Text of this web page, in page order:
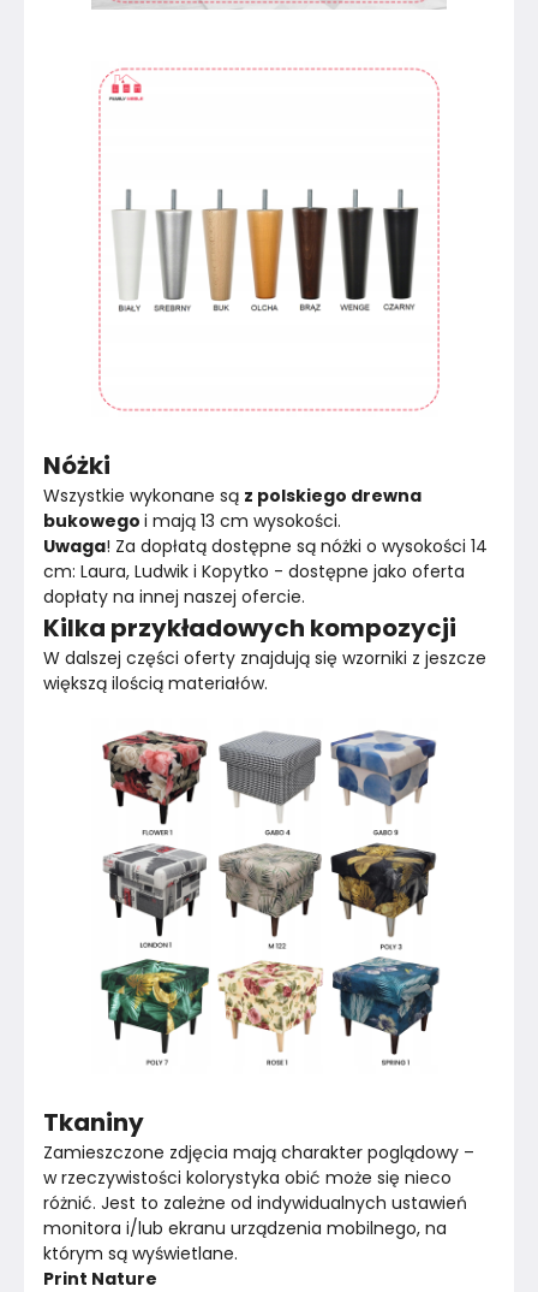
Nóżki
Wszystkie wykonane są z polskiego drewna
bukowego i mają 13 cm wysokości.
Uwaga! Za dopłatą dostępne są nóżki o wysokości 14
cm: Laura, Ludwik i Kopytko - dostępne jako oferta
dopłaty na innej naszej ofercie.
Kilka przykładowych kompozycji
W dalszej części oferty znajdują się wzorniki z jeszcze
większą ilością materiałów.
Tkaniny
Zamieszczone zdjęcia mają charakter poglądowy –
w rzeczywistości kolorystyka obić może się nieco
różnić. Jest to zależne od indywidualnych ustawień
monitora i/lub ekranu urządzenia mobilnego, na
którym są wyświetlane.
Print Nature